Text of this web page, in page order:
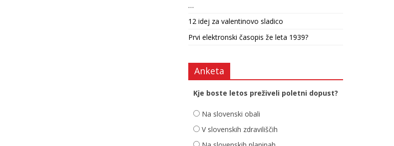
…
12 idej za valentinovo sladico
Prvi elektronski časopis že leta 1939?
Anketa
Kje boste letos preživeli poletni dopust?
Na slovenski obali
V slovenskih zdraviliščih